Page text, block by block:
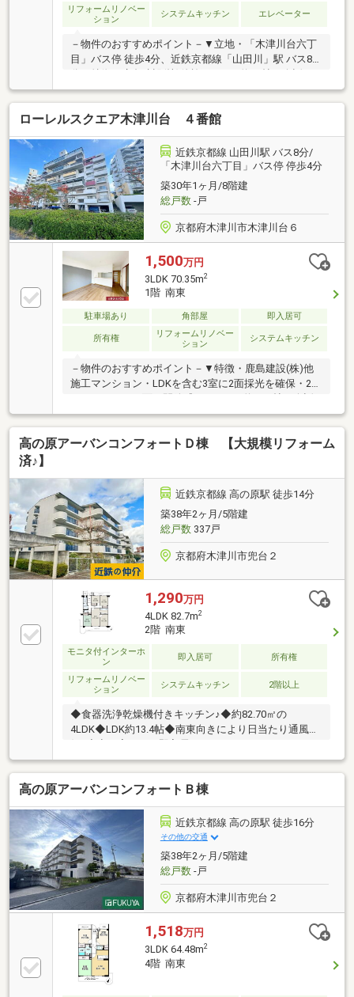
リフォームリノベー
ション
システムキッチン エレベーター
－物件のおすすめポイント－▼立地・「木津川台六丁
目」バス停 徒歩4分、近鉄京都線「山田川」駅 バス8
分▼特徴・鹿島建設(株)他施工・LDK約16帖、会話が
弾む対面式キッチン採用・キッチン・洋室1室・和
室・廊下に収納有・即引渡し可(残金精算後)▼2024年9
月室内リフォーム済【新調】キッチン、UB、トイレ、
洗面台【その他】クロス(壁、天井)・フローリング(各
洋室)・CF(トイレ、洗面室)張替 他▼周辺環境・木津川
市立木津川台小学校 徒歩8分(約630m)■ ご希望の住ま
い探しをお手伝いします ━━━━━・・・物件の詳
細・ご相談はお気軽にお問い合わせください。
ローレルスクエア木津川台 ４番館
近鉄京都線 山田川駅 バス8分/
「木津川台六丁目」バス停 停歩4分
築30年1ヶ月/8階建
総戸数-戸
京都府木津川市木津川台６
1,500万円
3LDK 70.35m2
1階 南東
駐車場あり 角部屋 即入居可
所有権
リフォームリノベー
ション
システムキッチン
－物件のおすすめポイント－▼特徴・鹿島建設(株)他
施工マンション・LDKを含む3室に2面採光を確保・2面
が弾む対面式キッチン採用・浴室・トイレにも窓を設
置・即お引渡し可能(残金精算後)▼2024年9月室内リフ
ォーム履歴【新調】キッチン、UB、トイレ、洗面化粧
い公園 徒歩3分(約230m)■ ご希望の住まい探しをお手
伝いします ━━━━━・・・物件の詳細・ご相談はお
気軽にお問い合わせください。
高の原アーバンコンフォートＤ棟 【大規模リフォーム
済♪】
近鉄京都線 高の原駅 徒歩14分
築38年2ヶ月/5階建
総戸数337戸
京都府木津川市兜台２
1,290万円
4LDK 82.7m2
2階 南東
モニタ付インターホ
ン
即入居可 所有権
リフォームリノベー
ション
システムキッチン 2階以上
◆食器洗浄乾燥機付きキッチン♪◆約82.70㎡の
4LDK◆LDK約13.4帖◆南東向きにより日当たり通風良
高の原アーバンコンフォートＢ棟
近鉄京都線 高の原駅 徒歩16分
その他の交通
築38年2ヶ月/5階建
総戸数-戸
京都府木津川市兜台２
1,518万円
3LDK 64.48m2
4階 南東